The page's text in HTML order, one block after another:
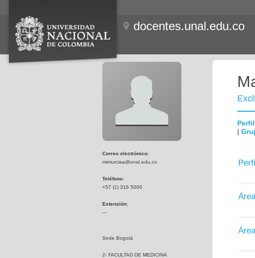
docentes.unal.edu.co
Correo electrónico:
mimurciaa@unal.edu.co
Teléfono:
+57 (1) 316 5000
Extensión:
---
Sede Bogotá
2- FACULTAD DE MEDICINA
|